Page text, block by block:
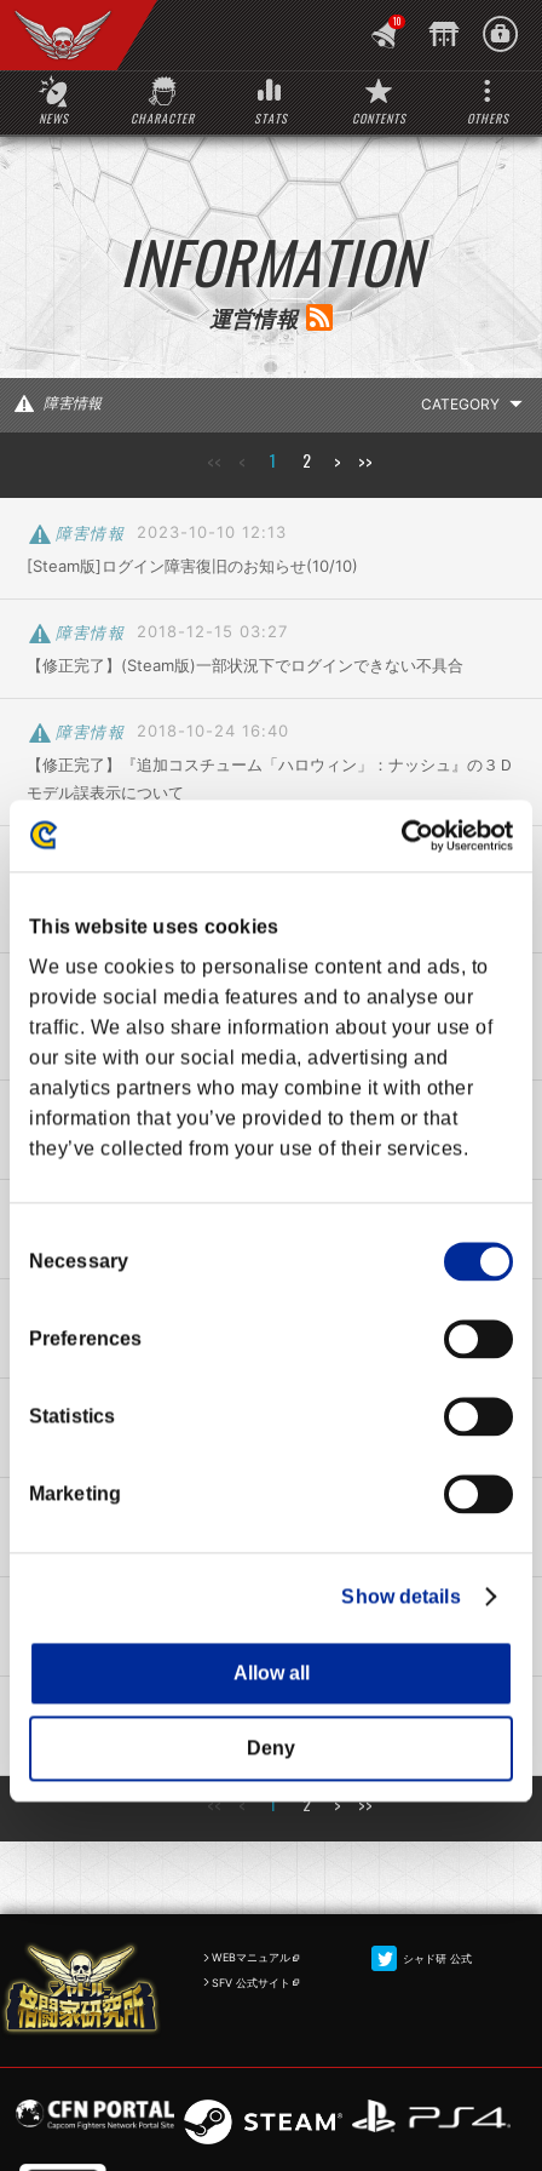
This website uses cookies
We use cookies to personalise content and ads, to
provide social media features and to analyse our
traffic. We also share information about your use of
our site with our social media, advertising and
analytics partners who may combine it with other
information that you’ve provided to them or that
they’ve collected from your use of their services.
Selection
Necessary
Preferences
Statistics
Marketing
Show details
Allow all
Deny
NEWS CHARACTER STATS CONTENTS OTHERS
10
INFORMATION
運営情報
障害情報
アップデート
サイト更新情報
メンテナンス
障害情報
<< < 1 2 > >>
障害情報
[Steam版]ログイン障害復旧のお知らせ(10/10)
2023-10-10 12:13
障害情報
【修正完了】(Steam版)一部状況下でログインできない不具合
2018-12-15 03:27
障害情報
【修正完了】『追加コスチューム「ハロウィン」：ナッシュ』の３Ｄ
モデル誤表示について
2018-10-24 16:40
障害情報
際の不具合について
障害情報
【修正】PS4版 ストV AE エクストラバトルクリア後のゲームクラッ
シュについて
2018-01-17 18:07
障害情報
【復旧】ログイン障害発生のお知らせ(3/8)
2017-03-08 22:55
障害情報
【復旧】1月18日(水)以降に発生している障害について
障害情報
障害情報
【続報】リプレイデータの登録や取得ができない問題(5/5)
障害情報
【復旧】ログイン障害発生のお知らせ(4/26）
2016-04-26 18:37
<< < 1 2 > >>
WEBマニュアル
SFV 公式サイト
シャド研 公式